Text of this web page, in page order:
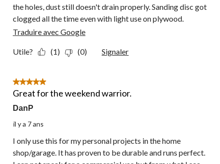
the holes, dust still doesn't drain properly. Sanding disc got
clogged all the time even with light use on plywood.
Traduire avec Google
Utile? (1) (0) Signaler
5 étoile(s) sur 5.
Great for the weekend warrior.
DanP
il y a 7 ans
I only use this for my personal projects in the home
shop/garage. It has proven to be durable and runs perfect.